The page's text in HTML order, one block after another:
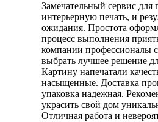
Замечательный сервис для
интерьерную печать, и
ожидания. Простота
процесс выполнения
компании профессионалы
выбрать лучшее решение
Картину напечатали
насыщенные. Доставка
упаковка надежная.
украсить свой дом
Отличная работа и